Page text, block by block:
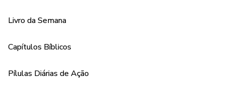
Livro da Semana
Capítulos Bíblicos
Pílulas Diárias de Ação